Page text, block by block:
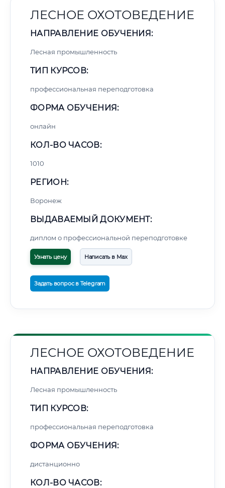
ЛЕСНОЕ ОХОТОВЕДЕНИЕ
НАПРАВЛЕНИЕ ОБУЧЕНИЯ:
Лесная промышленность
ТИП КУРСОВ:
профессиональная переподготовка
ФОРМА ОБУЧЕНИЯ:
онлайн
КОЛ-ВО ЧАСОВ:
1010
РЕГИОН:
Воронеж
ВЫДАВАЕМЫЙ ДОКУМЕНТ:
диплом о профессиональной переподготовке
Узнать цену Написать в Max
Задать вопрос в Telegram
ЛЕСНОЕ ОХОТОВЕДЕНИЕ
НАПРАВЛЕНИЕ ОБУЧЕНИЯ:
Лесная промышленность
ТИП КУРСОВ:
профессиональная переподготовка
ФОРМА ОБУЧЕНИЯ:
дистанционно
КОЛ-ВО ЧАСОВ: